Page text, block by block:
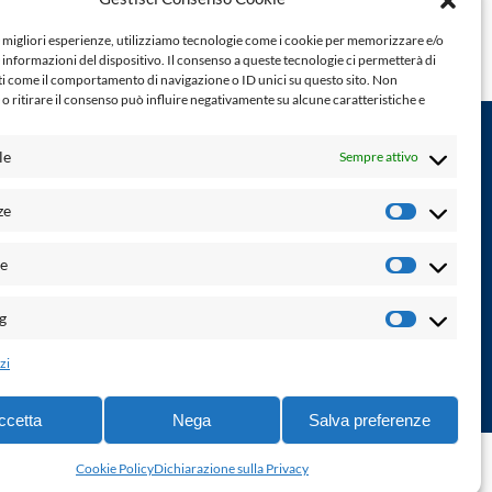
esperienze, utilizziamo tecnologie come i cookie per memorizzare e/o
informazioni del dispositivo. Il consenso a queste tecnologie ci permetterà di
come il comportamento di navigazione o ID unici su questo sito. Non
ritirare il consenso può influire negativamente su alcune caratteristiche e
Sempre attivo
Nega Salva preferenze
Cookie PolicyDichiarazione sulla Privacy
letteraturaenoi.redazione@gmail.com
di accessibilità-info@laletteraturaenoi.it